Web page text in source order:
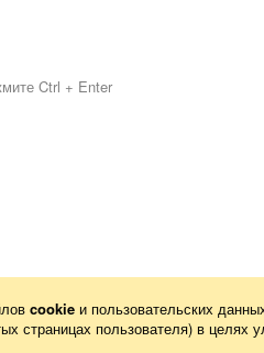
Ctrl + Enter
cookie и пользовательских
страницах пользователя) в